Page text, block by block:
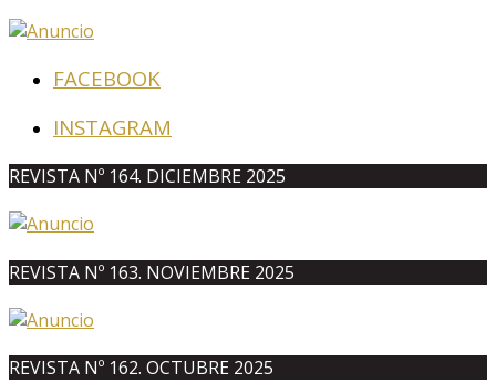
FACEBOOK
INSTAGRAM
REVISTA Nº 164. DICIEMBRE 2025
REVISTA Nº 163. NOVIEMBRE 2025
REVISTA Nº 162. OCTUBRE 2025